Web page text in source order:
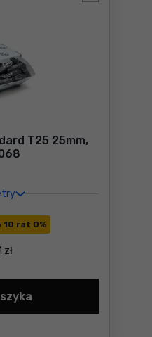
T25 25mm,
10 rat 0%
zł
bitów Standard T25